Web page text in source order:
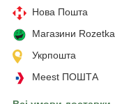
Нова Пошта
Магазини Rozetka
Укрпошта
Meest ПОШТА